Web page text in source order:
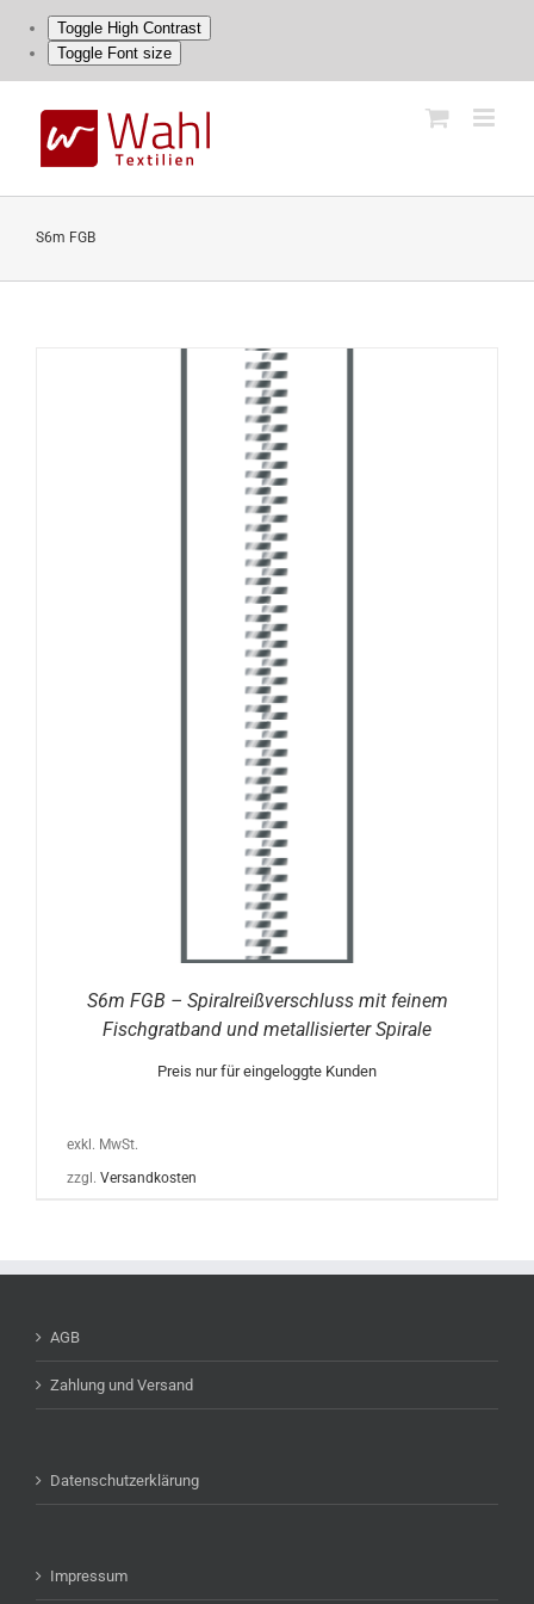
Toggle High Contrast
Toggle Font size
content
S6m FGB
S6m FGB – Spiralreißverschluss mit feinem
Fischgratband und metallisierter Spirale
Preis nur für eingeloggte Kunden
exkl. MwSt.
zzgl. Versandkosten
AGB
Zahlung und Versand
Datenschutzerklärung
Impressum